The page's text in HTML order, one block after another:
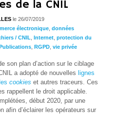
de la CNIL
le 26/07/2019
électronique données
/ CNIL Internet protection du
RGPD vie privée
son plan d’action sur le ciblage
a adopté de nouvelles lignes
cookies et autres traceurs. Ces
rappellent le droit applicable.
début 2020, par une
afin d’éclairer les opérateurs sur